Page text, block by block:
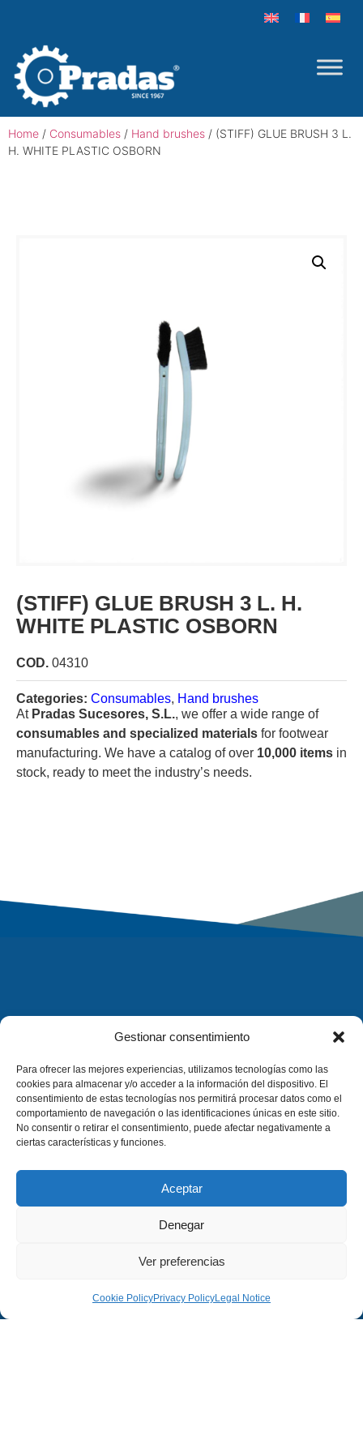
Gestionar consentimiento
Para ofrecer las mejores experiencias, utilizamos tecnologías como las
cookies para almacenar y/o acceder a la información del dispositivo. El
consentimiento de estas tecnologías nos permitirá procesar datos como el
comportamiento de navegación o las identificaciones únicas en este sitio.
No consentir o retirar el consentimiento, puede afectar negativamente a
ciertas características y funciones.
Aceptar
Denegar
Ver preferencias
Cookie PolicyPrivacy PolicyLegal Notice
Home / Consumables / Hand brushes / (STIFF) GLUE BRUSH 3 L.
H. WHITE PLASTIC OSBORN
(STIFF) GLUE BRUSH 3 L. H.
WHITE PLASTIC OSBORN
COD. 04310
Categories: Consumables, Hand brushes
At Pradas Sucesores, S.L., we offer a wide range of
consumables and specialized materials for footwear
manufacturing. We have a catalog of over 10,000 items in
stock, ready to meet the industry’s needs.
Legal